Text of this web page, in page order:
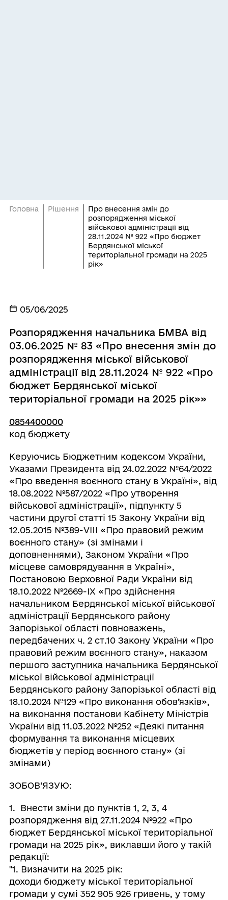
Головна Рішення
Про внесення змін до
розпорядження міської
військової адміністрації від
28.11.2024 № 922 «Про бюджет
Бердянської міської
територіальної громади на 2025
рік»
05/06/2025
Розпорядження начальника БМВА від
03.06.2025 № 83 «Про внесення змін до
розпорядження міської військової
адміністрації від 28.11.2024 № 922 «Про
бюджет Бердянської міської
територіальної громади на 2025 рік»»
0854400000
код бюджету
Керуючись Бюджетним кодексом України,
Указами Президента від 24.02.2022 №64/2022
«Про введення воєнного стану в Україні», від
18.08.2022 №587/2022 «Про утворення
військової адміністрації», підпункту 5
частини другої статті 15 Закону України від
12.05.2015 №389-VIII «Про правовий режим
воєнного стану» (зі змінами і
доповненнями), Законом України «Про
місцеве самоврядування в Україні»,
Постановою Верховної Ради України від
18.10.2022 №2669-ІХ «Про здійснення
начальником Бердянської міської військової
адміністрації Бердянського району
Запорізької області повноважень,
передбачених ч. 2 ст.10 Закону України «Про
правовий режим воєнного стану», наказом
першого заступника начальника Бердянської
міської військової адміністрації
Бердянського району Запорізької області від
18.10.2024 №129 «Про виконання обов’язків»,
на виконання постанови Кабінету Міністрів
України від 11.03.2022 №252 «Деякі питання
формування та виконання місцевих
бюджетів у період воєнного стану» (зі
змінами)
ЗОБОВ’ЯЗУЮ:
1. Внести зміни до пунктів 1, 2, 3, 4
розпорядження від 27.11.2024 №922 «Про
бюджет Бердянської міської територіальної
громади на 2025 рік», виклавши його у такій
редакції:
"1. Визначити на 2025 рік:
доходи бюджету міської територіальної
громади у сумі 352 905 926 гривень, у тому